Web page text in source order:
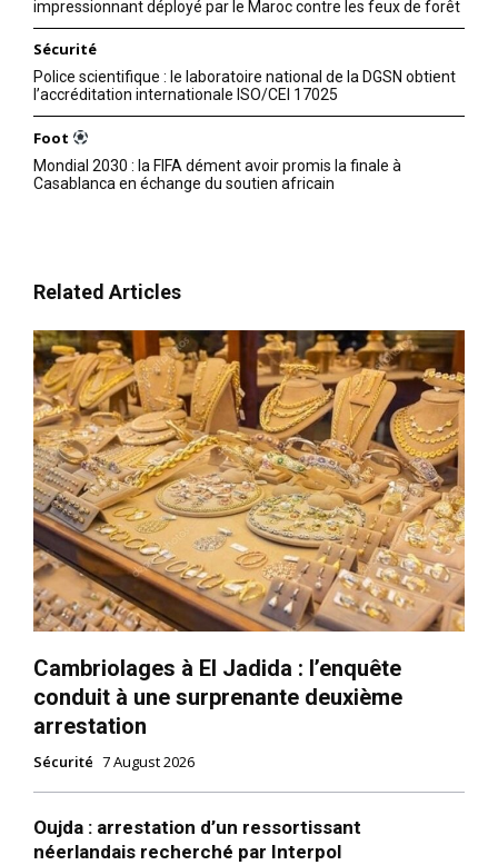
Related
algérienne interpellée pour
diffamatoires
14 June 2026
In "Sécurité"
In "Sécurité"
À Vatry en France, un vol
Ryanair pour Marrakech
décolle sans ses 192
passagers
20 April 2026
In "Entreprises"
impressionnant déployé par le Maroc contre les feux de forêt
Sécurité
Police scientifique : le laboratoire national de la DGSN obtient
l’accréditation internationale ISO/CEI 17025
Foot
Mondial 2030 : la FIFA dément avoir promis la finale à
Casablanca en échange du soutien africain
Related Articles
Cambriolages à El Jadida : l’enquête
conduit à une surprenante deuxième
arrestation
Sécurité 7 August 2026
Oujda : arrestation d’un ressortissant
néerlandais recherché par Interpol